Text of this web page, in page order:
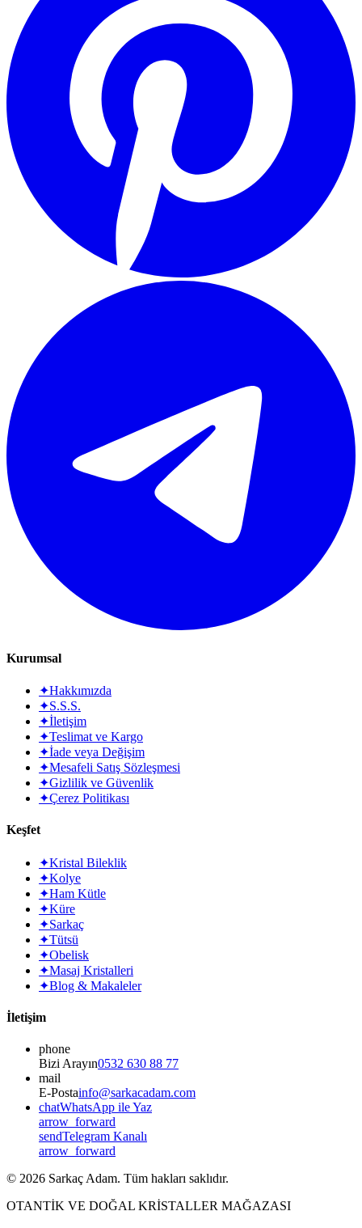
Kurumsal
✦Hakkımızda
✦S.S.S.
✦İletişim
✦Teslimat ve Kargo
✦İade veya Değişim
✦Mesafeli Satış Sözleşmesi
✦Gizlilik ve Güvenlik
✦Çerez Politikası
Keşfet
✦Kristal Bileklik
✦Kolye
✦Ham Kütle
✦Küre
✦Sarkaç
✦Tütsü
✦Obelisk
✦Masaj Kristalleri
✦Blog & Makaleler
İletişim
phone
Bizi Arayın0532 630 88 77
mail
E-Postainfo@sarkacadam.com
chatWhatsApp ile Yaz
arrow_forward
sendTelegram Kanalı
arrow_forward
© 2026 Sarkaç Adam. Tüm hakları saklıdır.
OTANTİK VE DOĞAL KRİSTALLER MAĞAZASI